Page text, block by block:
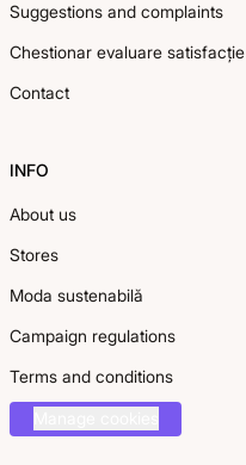
Suggestions and complaints
Chestionar evaluare satisfacție
Contact
INFO
About us
Stores
Moda sustenabilă
Campaign regulations
Terms and conditions